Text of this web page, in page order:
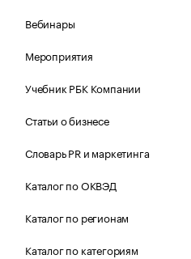
Вебинары
Мероприятия
Учебник РБК Компании
Статьи о бизнесе
Словарь PR и маркетинга
Каталог по ОКВЭД
Каталог по регионам
Каталог по категориям